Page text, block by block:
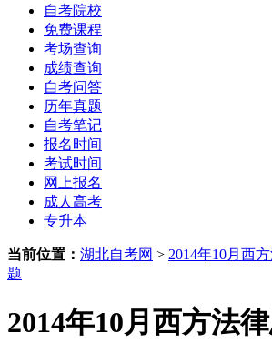
自考院校
免费课程
考场查询
成绩查询
自考问答
历年真题
自考笔记
报名时间
考试时间
网上报名
成人高考
专升本
当前位置： 湖北自考网 > 2014年10月西
题
2014年10月西方法